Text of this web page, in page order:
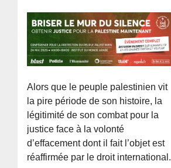
Alors que le peuple palestinien vit
la pire période de son histoire, la
légitimité de son combat pour la
justice face à la volonté
d’effacement dont il fait l’objet est
réaffirmée par le droit international.